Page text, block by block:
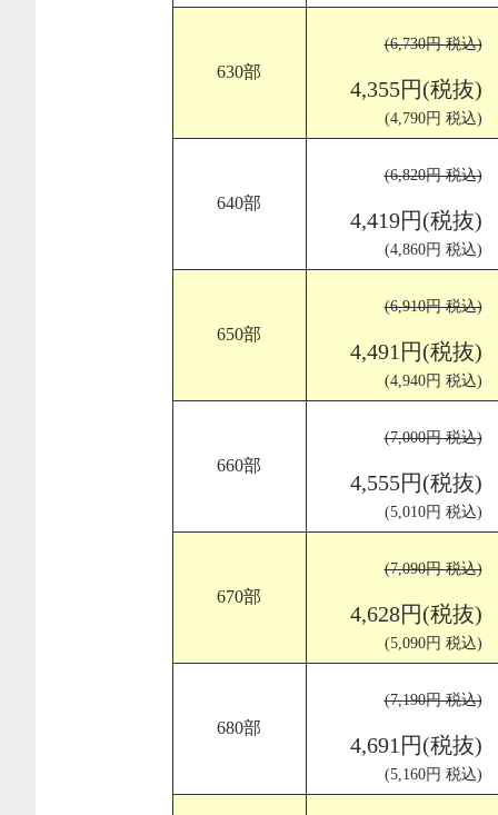
630部
(6,730円 税込)
4,355円(税抜)
(4,790円 税込)
640部
(6,820円 税込)
4,419円(税抜)
(4,860円 税込)
650部
(6,910円 税込)
4,491円(税抜)
(4,940円 税込)
660部
(7,000円 税込)
4,555円(税抜)
(5,010円 税込)
670部
(7,090円 税込)
4,628円(税抜)
(5,090円 税込)
680部
(7,190円 税込)
4,691円(税抜)
(5,160円 税込)